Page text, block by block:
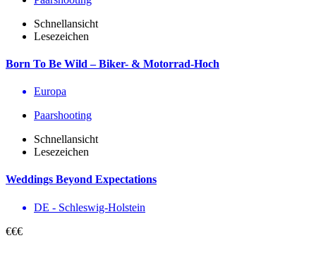
Schnellansicht
Lesezeichen
Born To Be Wild – Biker- & Motorrad-Hoch
Europa
Paarshooting
Schnellansicht
Lesezeichen
Weddings Beyond Expectations
DE - Schleswig-Holstein
€€€